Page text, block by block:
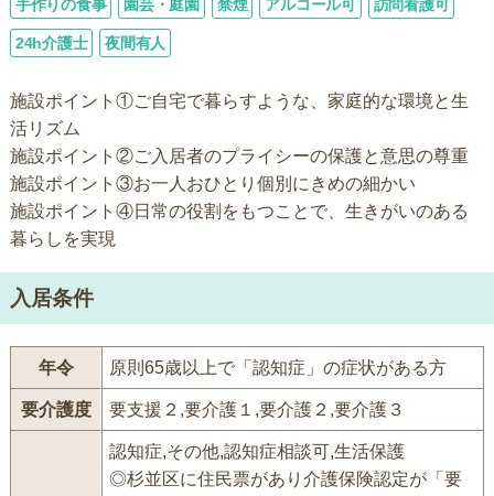
手作りの食事 園芸・庭園 禁煙 アルコール可 訪問看護可
24h介護士 夜間有人
施設ポイント①ご自宅で暮らすような、家庭的な環境と生
活リズム
施設ポイント②ご入居者のプライシーの保護と意思の尊重
施設ポイント③お一人おひとり個別にきめの細かい
施設ポイント④日常の役割をもつことで、生きがいのある
暮らしを実現
入居条件
年令 原則65歳以上で「認知症」の症状がある方
要介護度 要支援２,要介護１,要介護２,要介護３
認知症,その他,認知症相談可,生活保護
◎杉並区に住民票があり介護保険認定が「要